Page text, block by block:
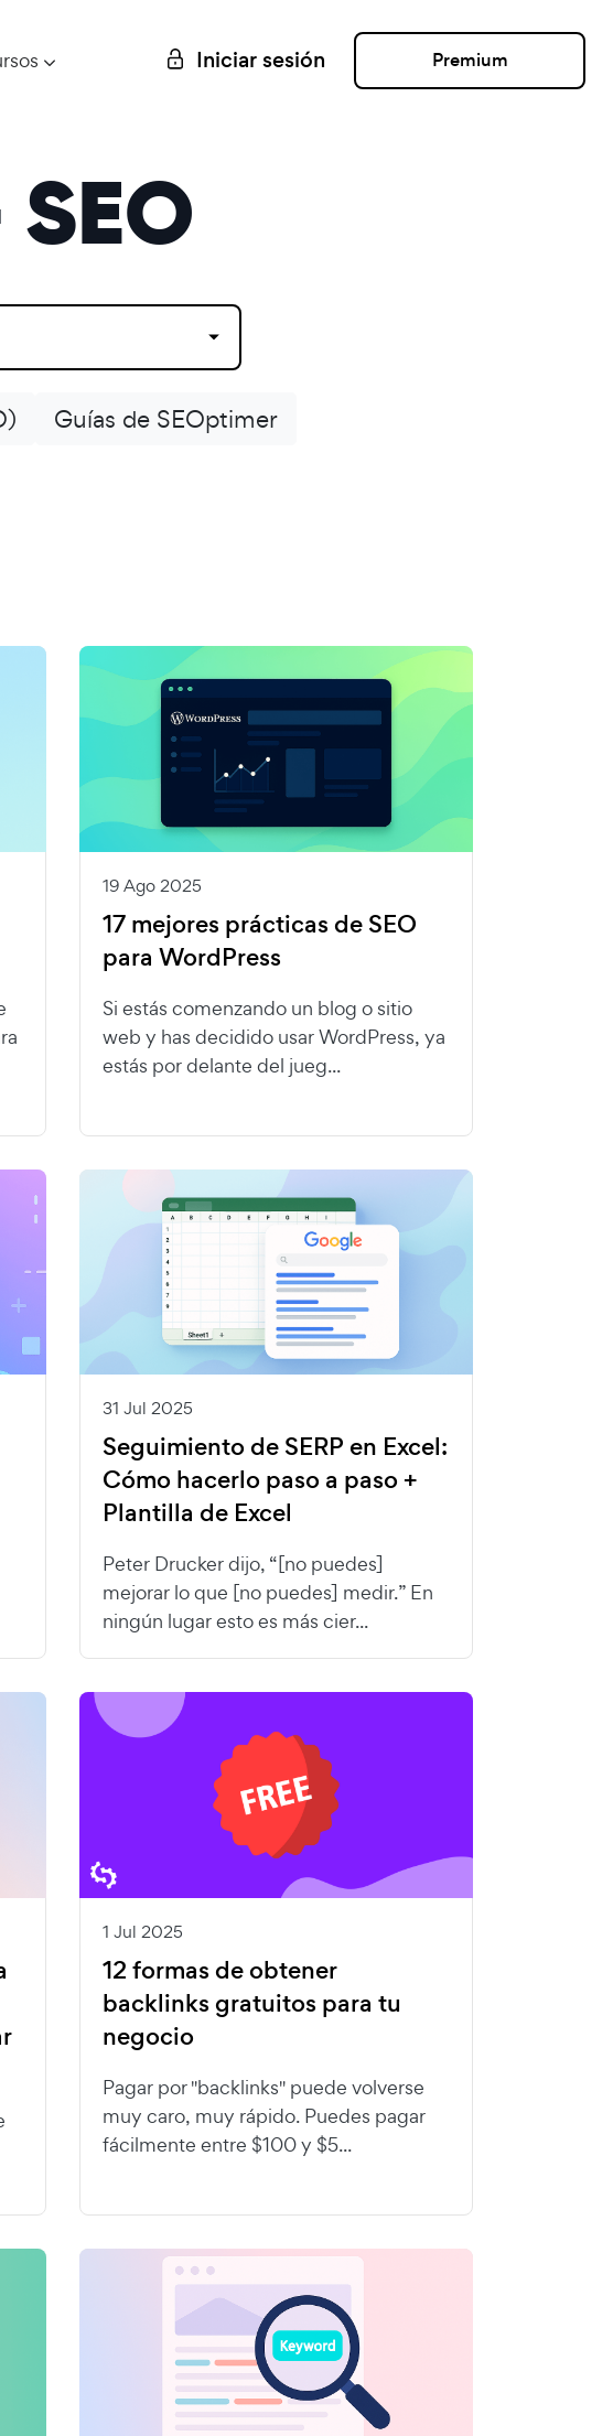
Iniciar sesión Premium
Guías de SEOptimer
19 Ago 2025
17 mejores prácticas de SEO
para WordPress
Si estás comenzando un blog o sitio
web y has decidido usar WordPress, ya
estás por delante del jueg...
31 Jul 2025
Seguimiento de SERP en Excel:
Cómo hacerlo paso a paso +
Plantilla de Excel
Peter Drucker dijo, “[no puedes]
mejorar lo que [no puedes] medir.” En
ningún lugar esto es más cier...
1 Jul 2025
12 formas de obtener
backlinks gratuitos para tu
negocio
Pagar por "backlinks" puede volverse
muy caro, muy rápido. Puedes pagar
fácilmente entre $100 y $5...